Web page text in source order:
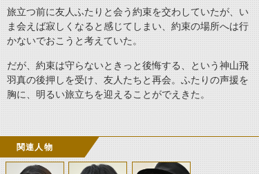
旅立つ前に友人ふたりと会う約束を交わしていたが、い
ま会えば寂しくなると感じてしまい、約束の場所へは行
かないでおこうと考えていた。
だが、約束は守らないときっと後悔する、という神山飛
羽真の後押しを受け、友人たちと再会。ふたりの声援を
胸に、明るい旅立ちを迎えることがでえきた。
関連人物